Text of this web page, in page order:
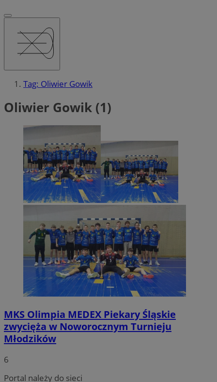
Tag: Oliwier Gowik
Oliwier Gowik (1)
MKS Olimpia MEDEX Piekary Śląskie
zwycięża w Noworocznym Turnieju
Młodzików
6
Portal należy do sieci